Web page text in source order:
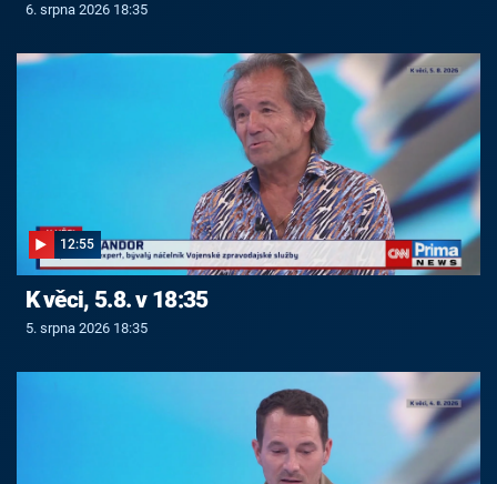
6. srpna 2026 18:35
12:55
K věci, 5.8. v 18:35
5. srpna 2026 18:35